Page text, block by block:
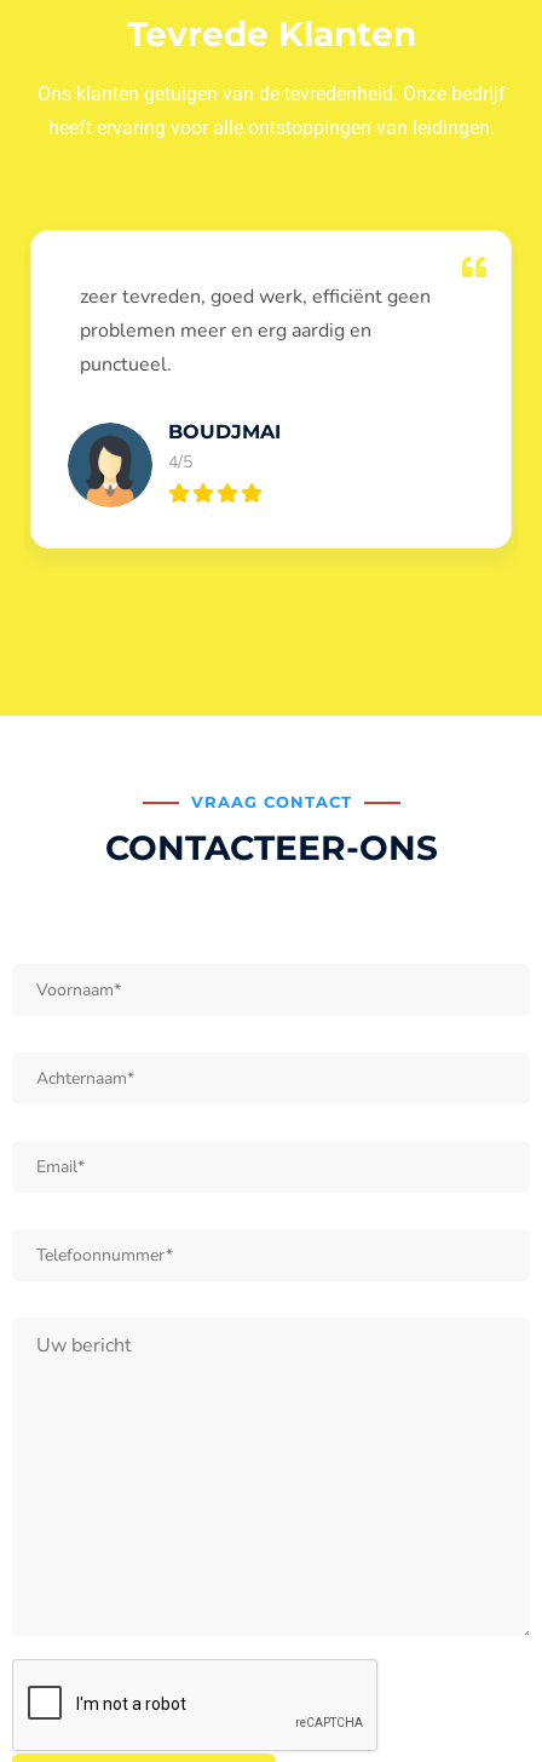
Tevrede Klanten
Ons klanten getuigen van de tevredenheid. Onze bedrijf
heeft ervaring voor alle ontstoppingen van leidingen.
Dank u voor de ontstopping van wc, werd
heel goed uitgevoerd, door de loodgieters
ontstoppers services janssens.
Eric Garfield
5/5
VRAAG CONTACT
CONTACTEER-ONS